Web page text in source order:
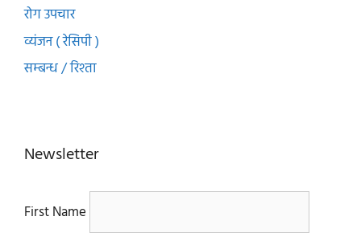
रोग उपचार
व्यंजन ( रेसिपी )
सम्बन्ध / रिश्ता
Newsletter
First Name